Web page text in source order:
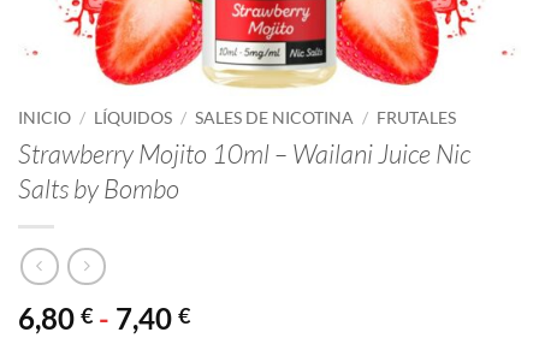
INICIO / LÍQUIDOS / SALES DE NICOTINA / FRUTALES
Strawberry Mojito 10ml – Wailani Juice Nic
Salts by Bombo
6,80 € - 7,40 €Rango